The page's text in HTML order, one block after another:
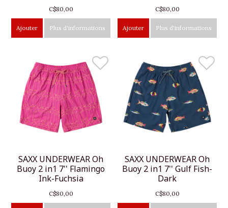
C$80,00
Ajouter Plus d'informations
C$80,00
Ajouter Plus d'informations
SAXX UNDERWEAR Oh
Buoy 2 in1 7'' Flamingo
Ink-Fuchsia
C$80,00
SAXX UNDERWEAR Oh
Buoy 2 in1 7'' Gulf Fish-
Dark
C$80,00